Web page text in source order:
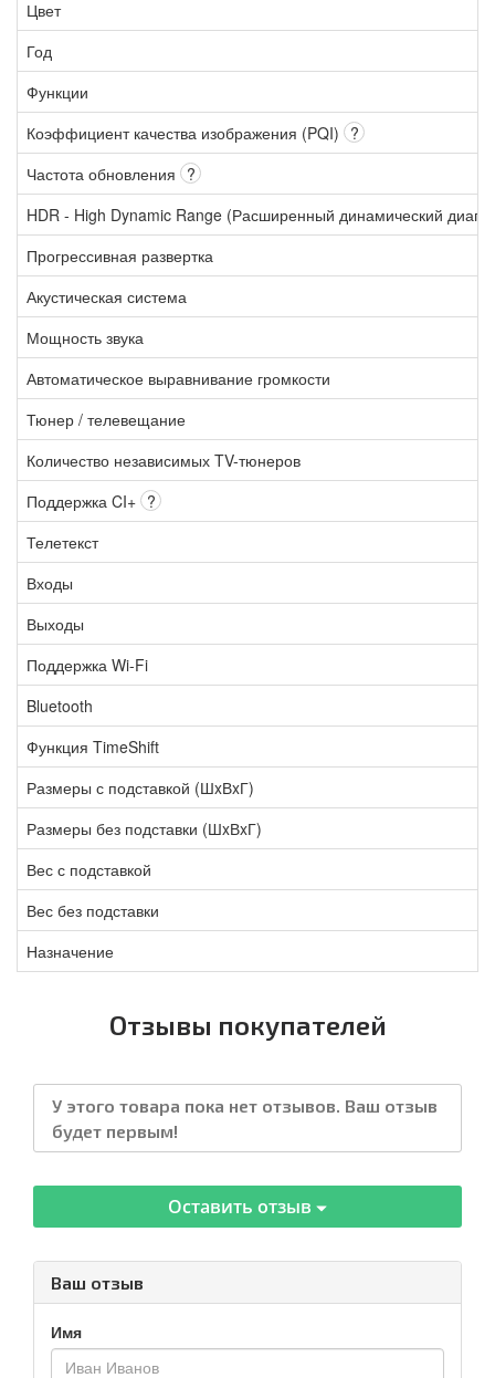
Цвет
Год
Функции
Коэффициент качества изображения (PQI) ?
Частота обновления ?
HDR - High Dynamic Range (Расширенный динамический
Прогрессивная развертка
Акустическая система
Мощность звука
Автоматическое выравнивание громкости
Тюнер / телевещание
Количество независимых TV-тюнеров
Поддержка CI+ ?
Телетекст
Входы
Выходы
Поддержка Wi-Fi
Bluetooth
Функция TimeShift
Размеры с подставкой (ШxВxГ)
Размеры без подставки (ШxВxГ)
Вес с подставкой
Вес без подставки
Назначение
Отзывы покупателей
У этого товара пока нет отзывов. Ваш отзыв
будет первым!
Оставить отзыв
Ваш отзыв
Имя